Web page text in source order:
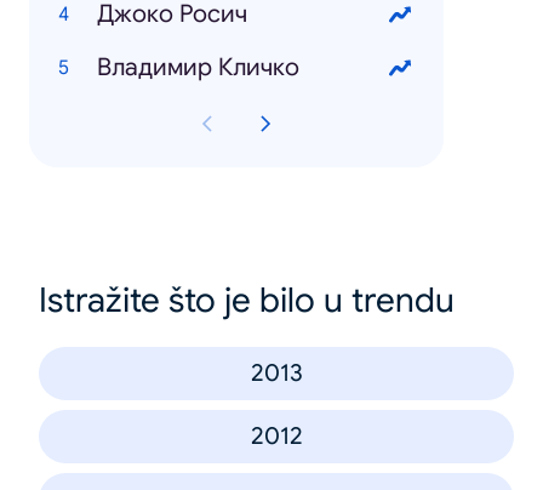
Джоко Росич
Владимир Кличко
Istražite što je bilo u trendu
2013
2012